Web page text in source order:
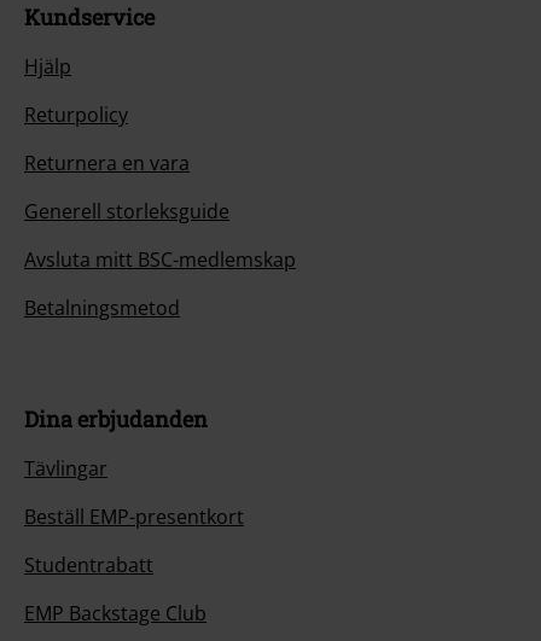
Kundservice
Hjälp
Returpolicy
Returnera en vara
Generell storleksguide
Avsluta mitt BSC-medlemskap
Betalningsmetod
Dina erbjudanden
Tävlingar
Beställ EMP-presentkort
Studentrabatt
EMP Backstage Club